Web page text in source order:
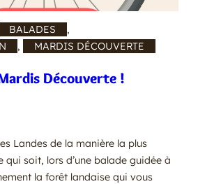
BALADES
, MARDIS DÉCOUVERTE
Découverte !
Landes de la manière la plus
qui soit, lors d’une balade guidée à
la forêt landaise qui vous